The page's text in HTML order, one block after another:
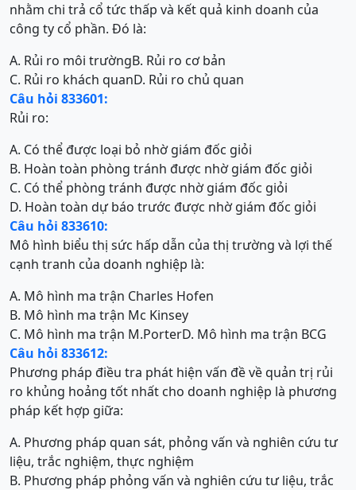
nhằm chi trả cổ tức thấp và kết quả kinh doanh của
công ty cổ phần. Đó là:
A. Rủi ro môi trườngB. Rủi ro cơ bản
C. Rủi ro khách quanD. Rủi ro chủ quan
Câu hỏi 833601:
Rủi ro:
A. Có thể được loại bỏ nhờ giám đốc giỏi
B. Hoàn toàn phòng tránh được nhờ giám đốc giỏi
C. Có thể phòng tránh được nhờ giám đốc giỏi
D. Hoàn toàn dự báo trước được nhờ giám đốc giỏi
Câu hỏi 833610:
Mô hình biểu thị sức hấp dẫn của thị trường và lợi thế
cạnh tranh của doanh nghiệp là:
A. Mô hình ma trận Charles Hofen
B. Mô hình ma trận Mc Kinsey
C. Mô hình ma trận M.PorterD. Mô hình ma trận BCG
Câu hỏi 833612:
Phương pháp điều tra phát hiện vấn đề về quản trị rủi
ro khủng hoảng tốt nhất cho doanh nghiệp là phương
pháp kết hợp giữa:
A. Phương pháp quan sát, phỏng vấn và nghiên cứu tư
liệu, trắc nghiệm, thực nghiệm
B. Phương pháp phỏng vấn và nghiên cứu tư liệu, trắc